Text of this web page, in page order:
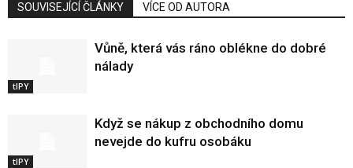
SOUVISEJÍCÍ ČLÁNKY VÍCE OD AUTORA
tIPY
Vůně, která vás ráno oblékne do dobré
nálady
tIPY
Když se nákup z obchodního domu
nevejde do kufru osobáku